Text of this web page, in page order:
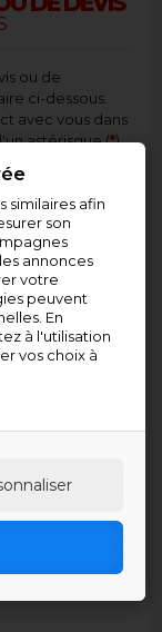
ou de
ci-dessous.
avec vous dans
astérisque (*)
à partir de 6
la date
de consulter
.
similaires afin
son
annonces
votre
peuvent
En
à l'utilisation
vos choix à